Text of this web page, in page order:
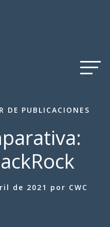
Menú
DE PUBLICACIONES
de 2021 por CWC